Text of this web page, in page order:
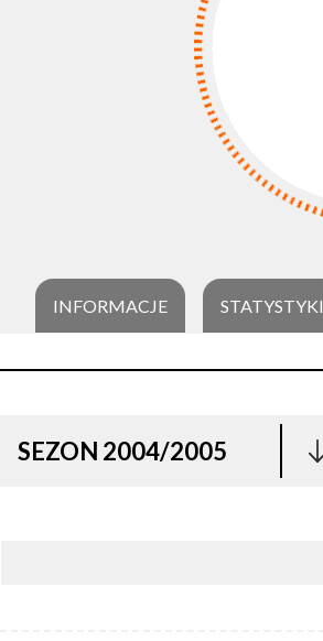
INFORMACJE STATYSTYKI
SEZON 2004/2005